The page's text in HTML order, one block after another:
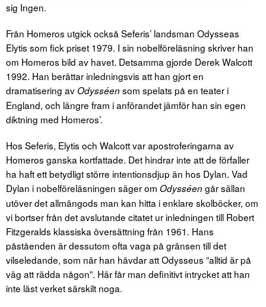
sig Ingen.
Från Homeros utgick också Seferis’ landsman Odysseas
Elytis som fick priset 1979. I sin nobelföreläsning skriver han
om Homeros bild av havet. Detsamma gjorde Derek Walcott
1992. Han berättar inledningsvis att han gjort en
dramatisering avOdysséen som spelats på en teater i
England, och längre fram i anförandet jämför han sin egen
diktning med Homeros’.
Hos Seferis, Elytis och Walcott var apostroferingarna av
Homeros ganska kortfattade. Det hindrar inte att de förfaller
ha haft ett betydligt större intentionsdjup än hos Dylan. Vad
Dylan i nobelföreläsningen säger om Odysséen går sällan
utöver det allmängods man kan hitta i enklare skolböcker, om
vi bortser från det avslutande citatet ur inledningen till Robert
Fitzgeralds klassiska översättning från 1961. Hans
påståenden är dessutom ofta vaga på gränsen till det
vilseledande, som när han hävdar att Odysseus ”alltid är på
väg att rädda någon”. Här får man definitivt intrycket att han
inte läst verket särskilt noga.